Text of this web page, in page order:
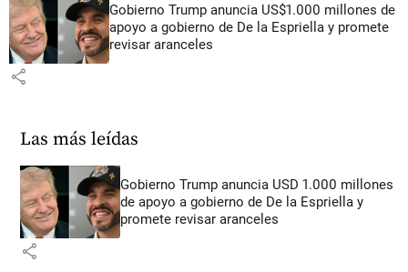
Gobierno Trump anuncia US$1.000 millones de
apoyo a gobierno de De la Espriella y promete
revisar aranceles
share
Las más leídas
Gobierno Trump anuncia USD 1.000 millones
de apoyo a gobierno de De la Espriella y
promete revisar aranceles
share